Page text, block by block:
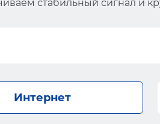
стабильный сигнал и
Интернет